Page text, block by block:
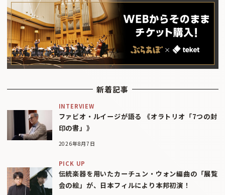
新着記事
INTERVIEW
ファビオ・ルイージが語る 《オラトリオ「7つの封
印の書」》
2026年8月7日
PICK UP
伝統楽器を用いたカーチュン・ウォン編曲の「展覧
会の絵」が、日本フィルにより本邦初演！